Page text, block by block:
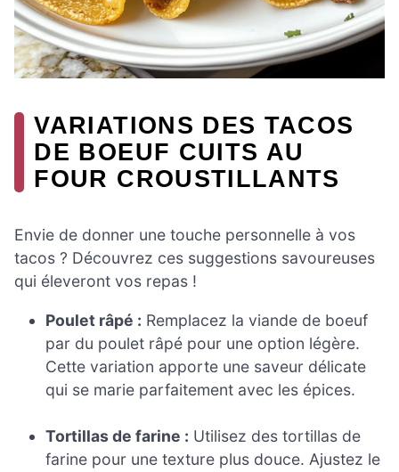
VARIATIONS DES TACOS
DE BOEUF CUITS AU
FOUR CROUSTILLANTS
Envie de donner une touche personnelle à vos
tacos ? Découvrez ces suggestions savoureuses
qui éleveront vos repas !
Poulet râpé : Remplacez la viande de boeuf
par du poulet râpé pour une option légère.
Cette variation apporte une saveur délicate
qui se marie parfaitement avec les épices.
Tortillas de farine : Utilisez des tortillas de
farine pour une texture plus douce. Ajustez le